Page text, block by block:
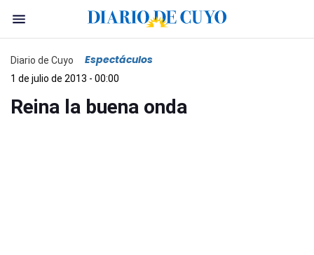
Diario de Cuyo Espectáculos
1 de julio de 2013 - 00:00
Reina la buena onda